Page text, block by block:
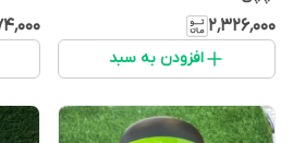
۲٬۳۲۶٬۰۰۰
افزودن به سبد